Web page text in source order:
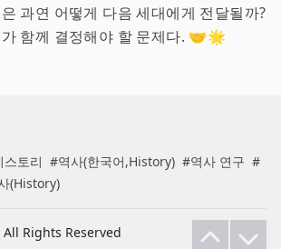
과연 어떻게 다음 세대에게 전달될까?
함께 결정해야 할 문제다. 🤝🌟
스토리 #역사(한국어,History) #역사 연구 #
(History)
Rights Reserved